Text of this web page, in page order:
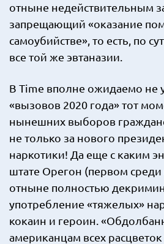
отныне недействительным
запрещающий «оказание
самоубийстве», то есть, по
все той же эвтаназии.
В Time вполне ожидаемо не
«вызовов 2020 года» тот
нынешних выборов
не только за нового
наркотики! Да еще с каким
штате Орегон (первом среди
отныне полностью
употребление «тяжелых»
кокаин и героин.
американцам всех